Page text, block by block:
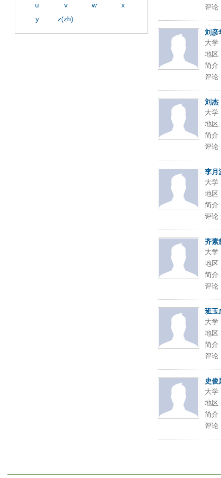
评论
刘彦
大学
地区
简介
评论
刘杰
大学
地区
简介
评论
李月
大学
地区
简介
评论
齐素
大学
地区
简介
评论
班玉
大学
地区
简介
评论
史俊
大学
地区
简介
评论
u
v w
x
y
z(zh)